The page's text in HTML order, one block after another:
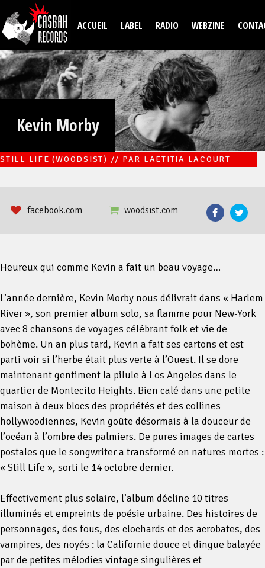
Aller au contenu principal
ACCUEIL LABEL RADIO WEBZINE
Kevin Morby
STILL LIFE (WOODSIST) // PAR LAETITIA LACOURT
facebook.com woodsist.com
Heureux qui comme Kevin a fait un beau voyage…
L’année dernière, Kevin Morby nous délivrait dans « Harlem
River », son premier album solo, sa flamme pour New-York
avec 8 chansons de voyages célébrant folk et vie de
bohème. Un an plus tard, Kevin a fait ses cartons et est
parti voir si l’herbe était plus verte à l’Ouest. Il se dore
maintenant gentiment la pilule à Los Angeles dans le
quartier de Montecito Heights. Bien calé dans une petite
maison à deux blocs des propriétés et des collines
hollywoodiennes, Kevin goûte désormais à la douceur de
l’océan à l’ombre des palmiers. De pures images de cartes
postales que le songwriter a transformé en natures mortes :
« Still Life », sorti le 14 octobre dernier.
Effectivement plus solaire, l’album décline 10 titres
illuminés et empreints de poésie urbaine. Des histoires de
personnages, des fous, des clochards et des acrobates, des
vampires, des noyés : la Californie douce et dingue balayée
par de petites mélodies vintage singulières et